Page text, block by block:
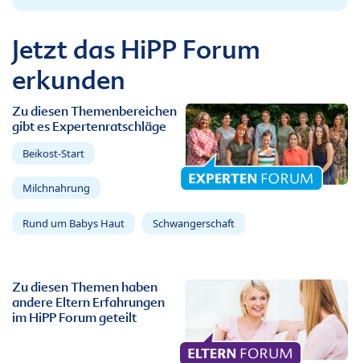
Jetzt das HiPP Forum
erkunden
Zu diesen Themenbereichen
gibt es Expertenratschläge
Beikost-Start
Milchnahrung
Rund um Babys Haut Schwangerschaft
Zu diesen Themen haben
andere Eltern Erfahrungen
im HiPP Forum geteilt